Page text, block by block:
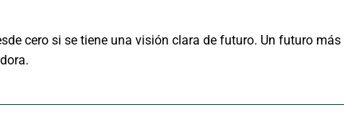
cero si se tiene una visión clara de futuro. Un futuro